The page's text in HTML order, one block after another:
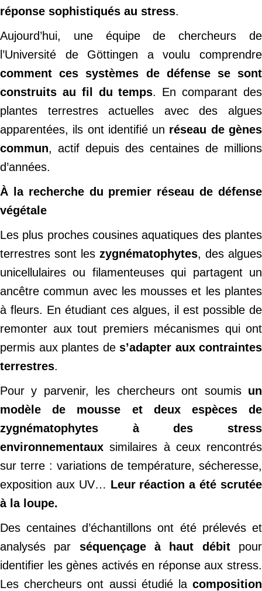
réponse sophistiqués au stress.
Aujourd’hui, une équipe de chercheurs de
l’Université de Göttingen a voulu comprendre
comment ces systèmes de défense se sont
construits au fil du temps. En comparant des
plantes terrestres actuelles avec des algues
apparentées, ils ont identifié un réseau de gènes
commun, actif depuis des centaines de millions
d’années.
À la recherche du premier réseau de défense
végétale
Les plus proches cousines aquatiques des plantes
terrestres sont les zygnématophytes, des algues
unicellulaires ou filamenteuses qui partagent un
ancêtre commun avec les mousses et les plantes
à fleurs. En étudiant ces algues, il est possible de
remonter aux tout premiers mécanismes qui ont
permis aux plantes de s’adapter aux contraintes
terrestres.
Pour y parvenir, les chercheurs ont soumis un
modèle de mousse et deux espèces de
zygnématophytes à des stress
environnementaux similaires à ceux rencontrés
sur terre : variations de température, sécheresse,
exposition aux UV… Leur réaction a été scrutée
à la loupe.
Des centaines d’échantillons ont été prélevés et
analysés par séquençage à haut débitpour
identifier les gènes activés en réponse aux stress.
Les chercheurs ont aussi étudié la composition